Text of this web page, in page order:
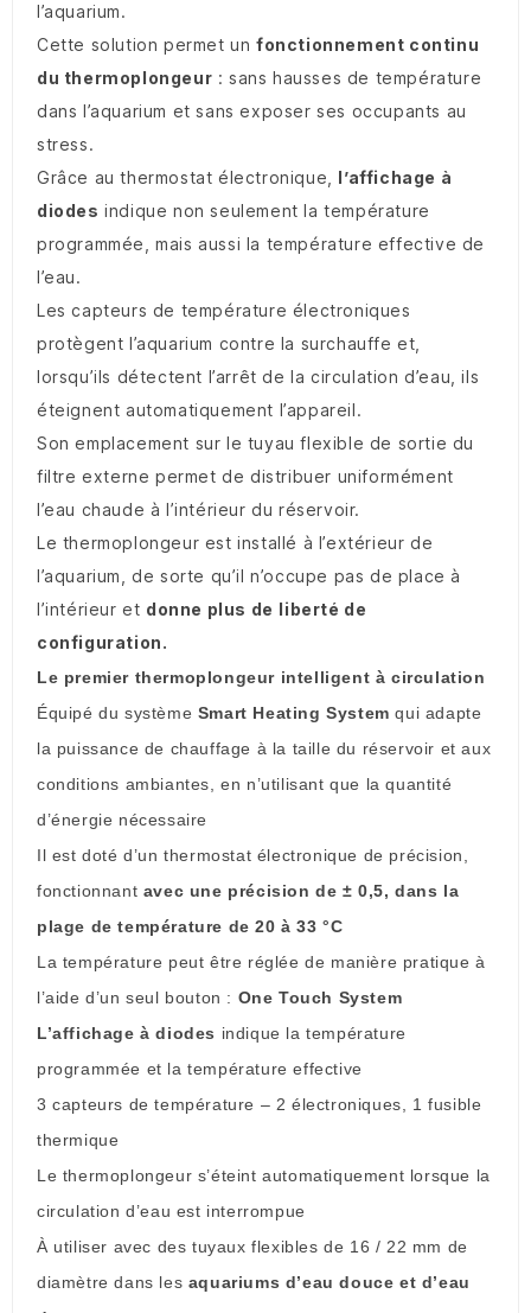
l’aquarium.
Cette solution permet un fonctionnement continu
du thermoplongeur : sans hausses de température
dans l’aquarium et sans exposer ses occupants au
stress.
Grâce au thermostat électronique, l’affichage à
diodes indique non seulement la température
programmée, mais aussi la température effective de
l’eau.
Les capteurs de température électroniques
protègent l’aquarium contre la surchauffe et,
lorsqu’ils détectent l’arrêt de la circulation d’eau, ils
éteignent automatiquement l’appareil.
Son emplacement sur le tuyau flexible de sortie du
filtre externe permet de distribuer uniformément
l’eau chaude à l’intérieur du réservoir.
Le thermoplongeur est installé à l’extérieur de
l’aquarium, de sorte qu’il n’occupe pas de place à
l’intérieur et donne plus de liberté de
configuration.
Le premier thermoplongeur intelligent à circulation
Équipé du système Smart Heating System qui adapte
la puissance de chauffage à la taille du réservoir et aux
conditions ambiantes, en n’utilisant que la quantité
d’énergie nécessaire
Il est doté d’un thermostat électronique de précision,
fonctionnant avec une précision de ± 0,5, dans la
plage de température de 20 à 33 °C
La température peut être réglée de manière pratique à
l’aide d’un seul bouton : One Touch System
L’affichage à diodes indique la température
programmée et la température effective
3 capteurs de température – 2 électroniques, 1 fusible
thermique
Le thermoplongeur s’éteint automatiquement lorsque la
circulation d’eau est interrompue
À utiliser avec des tuyaux flexibles de 16 / 22 mm de
diamètre dans les aquariums d’eau douce et d’eau